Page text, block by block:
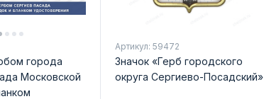
города
Московской
Артикул: 59472
Значок «Герб городского
округа Сергиево-Посадский»